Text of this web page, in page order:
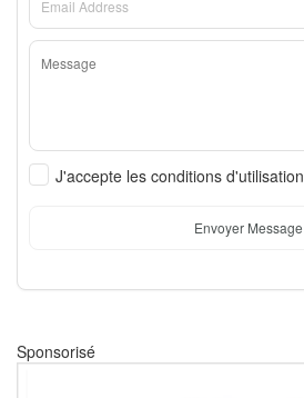
J'accepte les conditions d'utilisation
Envoyer Message
Sponsorisé